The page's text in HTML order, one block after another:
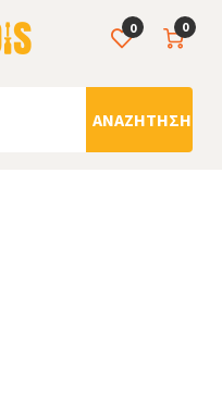
0
ΑΝΑΖΉΤΗΣΗ
0